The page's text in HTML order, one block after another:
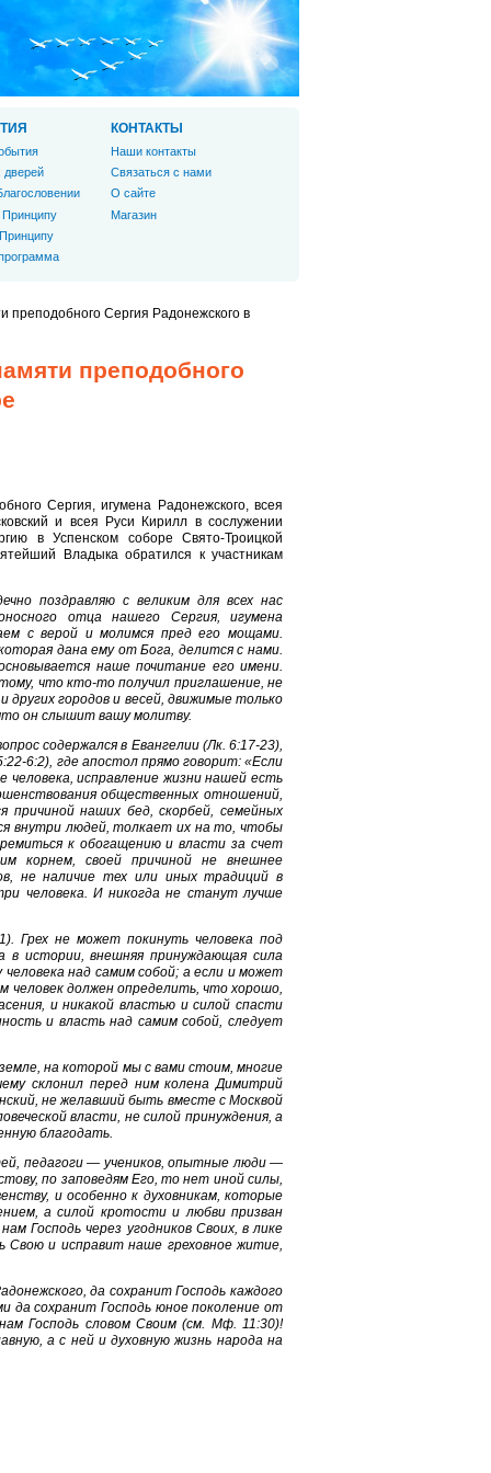
Сергия Радонежского в
преподобного
Сергия, игумена Радонежского, всея
и всея Руси Кирилл в сослужении
в Успенском соборе Свято-Троицкой
Владыка обратился к участникам
поздравляю с великим для всех нас
отца нашего Сергия, игумена
с верой и молимся пред его мощами.
дана ему от Бога, делится с нами.
наше почитание его имени.
что кто-то получил приглашение, не
городов и весей, движимые только
он слышит вашу молитву.
содержался в Евангелии (Лк. 6:17-23),
6:2), где апостол прямо говорит: «Если
исправление жизни нашей есть
общественных отношений,
причиной наших бед, скорбей, семейных
внутри людей, толкает их на то, чтобы
к обогащению и власти за счет
корнем, своей причиной не внешнее
не наличие тех или иных традиций в
человека. И никогда не станут лучше
Грех не может покинуть человека под
в истории, внешняя принуждающая сила
над самим собой; а если и может
должен определить, что хорошо,
и никакой властью и силой спасти
и власть над самим собой, следует
на которой мы с вами стоим, многие
склонил перед ним колена Димитрий
не желавший быть вместе с Москвой
власти, не силой принуждения, а
благодать.
педагоги — учеников, опытные люди —
по заповедям Его, то нет иной силы,
и особенно к духовникам, которые
а силой кротости и любви призван
Господь через угодников Своих, в лике
Свою и исправит наше греховное житие,
да сохранит Господь каждого
да сохранит Господь юное поколение от
Господь словом Своим (см. Мф. 11:30)!
а с ней и духовную жизнь народа на
дверей
КОНТАКТЫ
Наши контакты
Связаться с нами
О сайте
Магазин